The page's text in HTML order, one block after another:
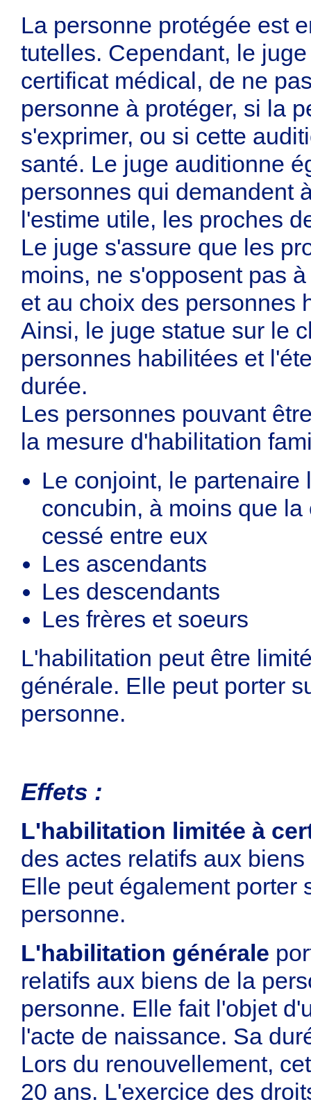
La personne protégée est
tutelles. Cependant, le
certificat médical, de ne
personne à protéger, si la
s'exprimer, ou si cette
santé. Le juge auditionne
personnes qui demandent
l'estime utile, les proches
Le juge s'assure que les
moins, ne s'opposent pas
et au choix des personnes
Ainsi, le juge statue sur le
personnes habilitées et
durée.
Les personnes pouvant
la mesure d'habilitation
Le conjoint, le partenaire
concubin, à moins que
cessé entre eux
Les ascendants
Les descendants
Les frères et soeurs
L'habilitation peut être
générale. Elle peut porter
personne.
Effets :
L'habilitation limitée à
des actes relatifs aux
Elle peut également porter
personne.
L'habilitation générale
relatifs aux biens de la
personne. Elle fait l'objet
l'acte de naissance. Sa
Lors du renouvellement,
20 ans. L'exercice des